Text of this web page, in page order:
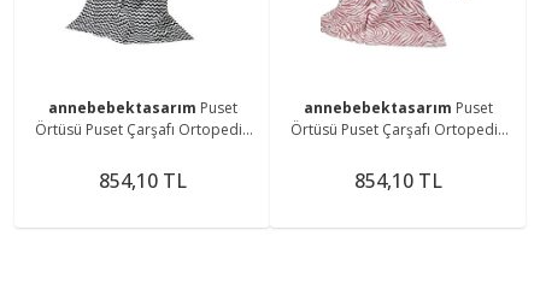
annebebektasarım Puset
Örtüsü Puset Çarşafı Ortopedik
Emzirme Örtüsü 5 Li Set
854,10 TL
annebebektasarım Puset
Örtüsü Puset Çarşafı Ortopedik
854,10 TL